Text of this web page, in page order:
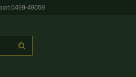
0499-49059